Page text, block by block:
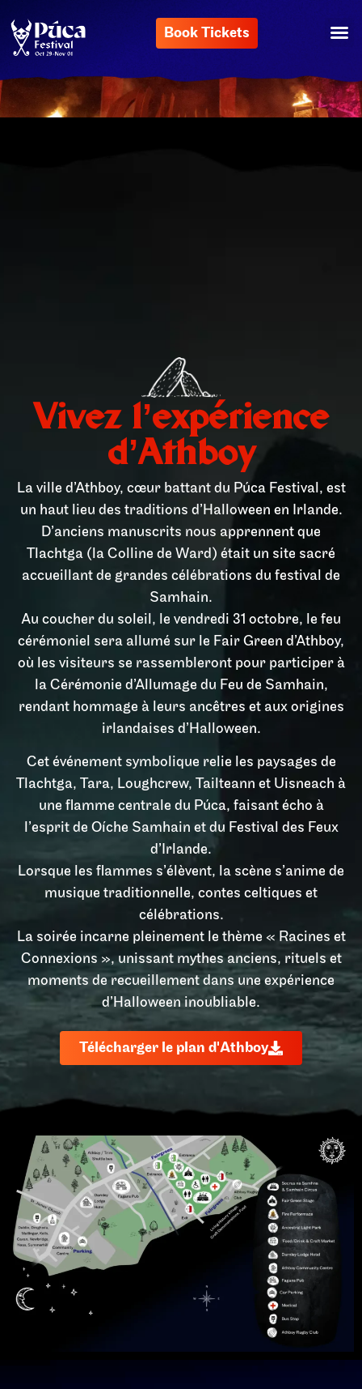
Book Tickets
Vivez l’expérience
d’Athboy
La ville d’Athboy, cœur battant du Púca Festival, est
un haut lieu des traditions d’Halloween en Irlande.
D’anciens manuscrits nous apprennent que
Tlachtga (la Colline de Ward) était un site sacré
accueillant de grandes célébrations du festival de
Samhain.
Au coucher du soleil, le vendredi 31 octobre, le feu
cérémoniel sera allumé sur le Fair Green d’Athboy,
où les visiteurs se rassembleront pour participer à
la Cérémonie d’Allumage du Feu de Samhain,
rendant hommage à leurs ancêtres et aux origines
irlandaises d’Halloween.
Cet événement symbolique relie les paysages de
Tlachtga, Tara, Loughcrew, Tailteann et Uisneach à
une flamme centrale du Púca, faisant écho à
l’esprit de Oíche Samhain et du Festival des Feux
d’Irlande.
Lorsque les flammes s’élèvent, la scène s’anime de
musique traditionnelle, contes celtiques et
célébrations.
La soirée incarne pleinement le thème « Racines et
Connexions », unissant mythes anciens, rituels et
moments de recueillement dans une expérience
d’Halloween inoubliable.
Télécharger le plan d'Athboy